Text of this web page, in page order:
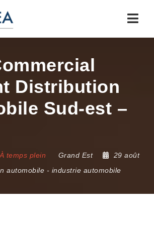
Distribution
Sud-est –
À temps plein Grand Est
29 août
automobile - industrie automobile